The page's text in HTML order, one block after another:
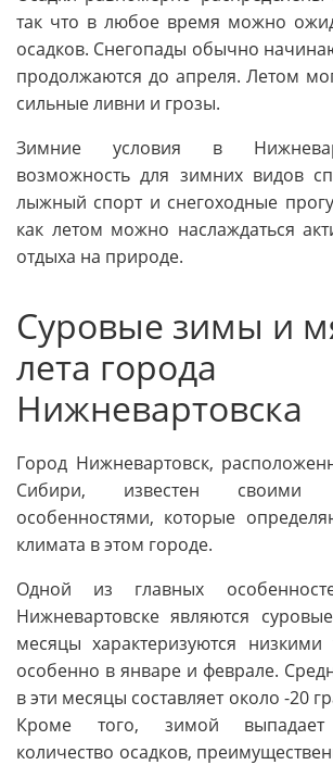
так что в любое время можно
осадков. Снегопады обычно
продолжаются до апреля. Летом
сильные ливни и грозы.
Зимние условия в
возможность для зимних видов
лыжный спорт и снегоходные
как летом можно наслаждаться
отдыха на природе.
Суровые зимы и
лета города
Нижневартовска
Город Нижневартовск,
Сибири, известен своими
особенностями, которые
климата в этом городе.
Одной из главных
Нижневартовске являются
месяцы характеризуются низкими
особенно в январе и феврале.
в эти месяцы составляет около -20
Кроме того, зимой выпадает
количество осадков,